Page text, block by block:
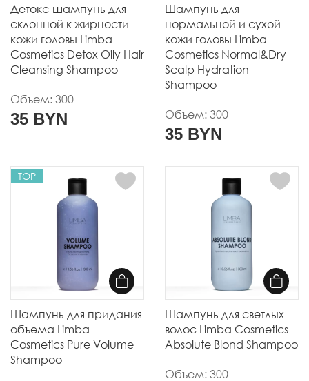
Детокс-шампунь для
склонной к жирности
кожи головы Limba
Cosmetics Detox Oily Hair
Cleansing Shampoo
Объем: 300
35 BYN
Шампунь для
нормальной и сухой
кожи головы Limba
Cosmetics Normal&Dry
Scalp Hydration
Shampoo
Объем: 300
35 BYN
TOP
Шампунь для придания
объема Limba
Cosmetics Pure Volume
Shampoo
Шампунь для светлых
волос Limba Cosmetics
Absolute Blond Shampoo
Объем: 300